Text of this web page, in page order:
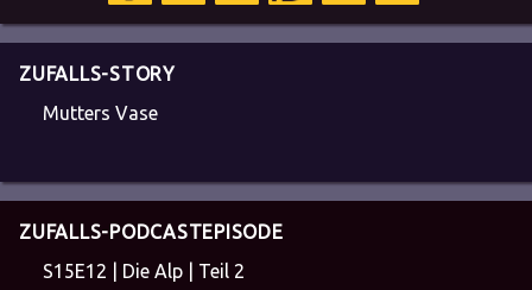
ZUFALLS-STORY
Mutters Vase
ZUFALLS-PODCASTEPISODE
S15E12 | Die Alp | Teil 2